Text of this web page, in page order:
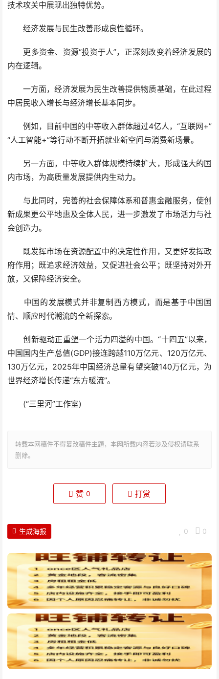
技术攻关中展现出独特优势。
经济发展与民生改善形成良性循环。
更多资金、资源“投资于人”，正深刻改变着经济发展的
内在逻辑。
一方面，经济发展为民生改善提供物质基础，在此过程
中居民收入增长与经济增长基本同步。
例如，目前中国的中等收入群体超过4亿人，“互联网+”
“人工智能+”等行动不断开拓就业新空间与消费新场景。
另一方面，中等收入群体规模持续扩大，形成强大的国
内市场，为高质量发展提供内生动力。
与此同时，完善的社会保障体系和普惠金融服务，使创
新成果更公平地惠及全体人民，进一步激发了市场活力与社
会创造力。
既发挥市场在资源配置中的决定性作用，又更好发挥政
府作用；既追求经济效益，又促进社会公平；既坚持对外开
放，又保障经济安全。
中国的发展模式并非复制西方模式，而是基于中国国
情、顺应时代潮流的全新探索。
创新驱动正重塑一个活力四溢的中国。“十四五”以来，
中国国内生产总值(GDP)接连跨越110万亿元、120万亿元、
130万亿元，2025年中国经济总量有望突破140万亿元，为
世界经济增长传递“东方暖流”。
(“三里河”工作室)
转载本网稿件不得篡改稿件主题，本网所载内容若涉及侵权请联系
删除。
赞 0 打赏
0 0
生成海报